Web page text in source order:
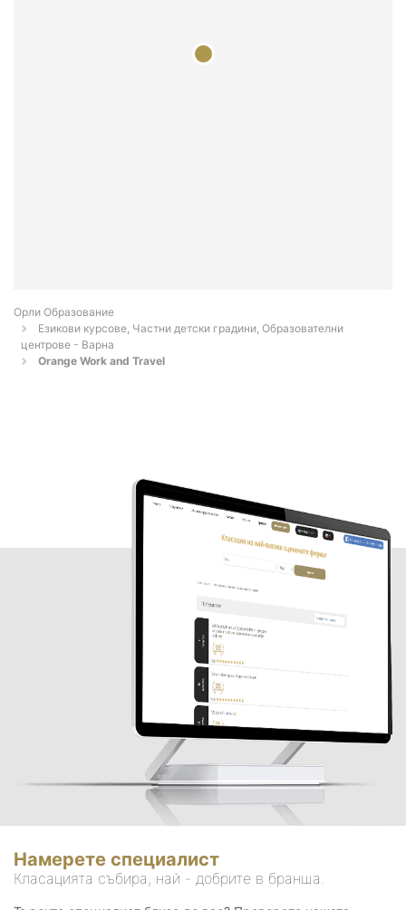
Орли Образование
Езикови курсове, Частни детски градини, Образователни
центрове - Варна
Orange Work and Travel
Намерете специалист
Класацията събира, най - добрите в бранша.